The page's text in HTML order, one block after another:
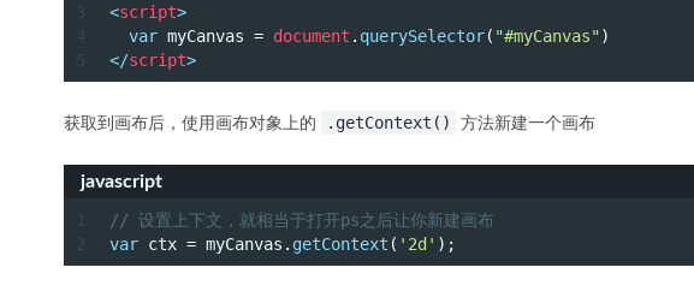
3
<script>
var myCanvas = document . querySelector( "#myCanvas" )
</script>
获取到画布后，使用画布对象上的 .getContext() 方法新建一个画布
javascript
// 设置上下文，就相当于打开ps之后让你新建画布
var ctx = myCanvas. getContext ( '2d' );